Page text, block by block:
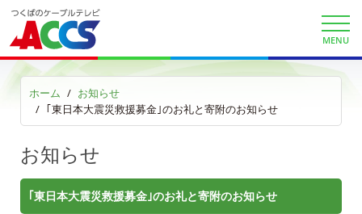
MENU
ホーム
お知らせ
｢東日本大震災救援募金｣のお礼と寄附のお知らせ
お知らせ
｢東日本大震災救援募金｣のお礼と寄附のお知らせ
auまとめトーク
au自宅割
KDDI電話 auで着信確認
auお客様サポート